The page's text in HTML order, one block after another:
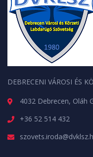
DEBRECENI VÁROSI ÉS
4032 Debrecen, Oláh
+36 52 514 432